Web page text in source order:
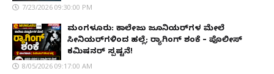
7/23/2026 09:30:00 PM
ಮಂಗಳೂರು: ಕಾಲೇಜು ಜೂನಿಯರ್‌ಗಳ ಮೇಲೆ
ಸೀನಿಯರ್‌ಗಳಿಂದ ಹಲ್ಲೆ; ರ‌್ಯಾಗಿಂಗ್ ಶಂಕೆ – ಪೊಲೀಸ್
ಕಮಿಷನರ್ ಸ್ಪಷ್ಟನೆ!
8/05/2026 09:17:00 AM